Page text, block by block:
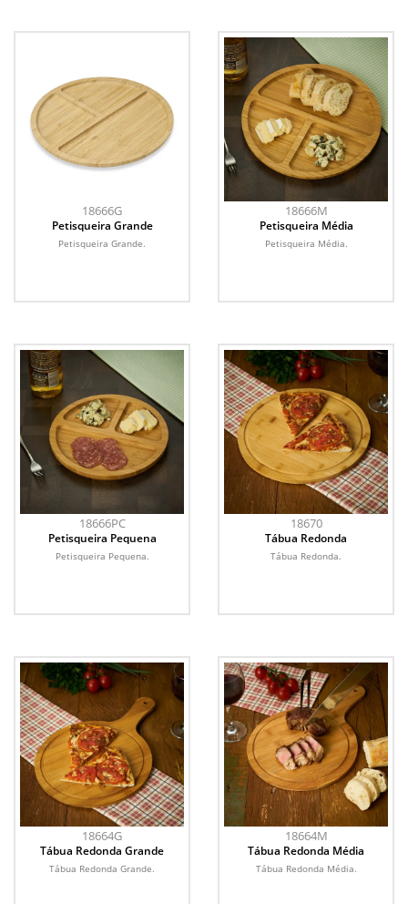
18666G
Petisqueira Grande
Petisqueira Grande.
18666M
Petisqueira Média
Petisqueira Média.
18666PC
Petisqueira Pequena
Petisqueira Pequena.
18670
Tábua Redonda
Tábua Redonda.
18664G
Tábua Redonda Grande
Tábua Redonda Grande.
18664M
Tábua Redonda Média
Tábua Redonda Média.